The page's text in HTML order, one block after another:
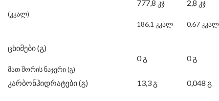
(კკალ)
777,8 კჯ
186,1 კკალ
2,8 კჯ
0,67 კკალ
ცხიმები (გ)
მათ შორის ნაჯერი (გ)
0 გ 0 გ
კარბონჰიდრატები (გ) 13,3 გ 0,048 გ